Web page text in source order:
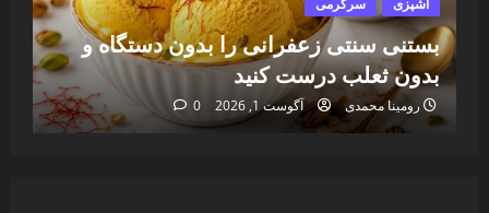
بستنی سنتی زعفرانی را بدون دستگاه و
بدون ثعلب درست کنید
رومینا محمدی آگوست 1, 2026 0
طرز